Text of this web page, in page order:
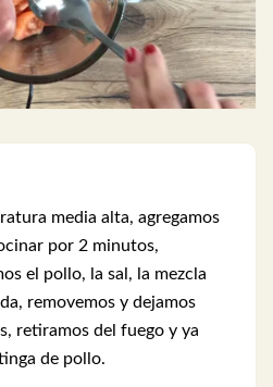
media alta, agregamos
por 2 minutos,
el pollo, la sal, la mezcla
removemos y dejamos
retiramos del fuego y ya
de pollo.